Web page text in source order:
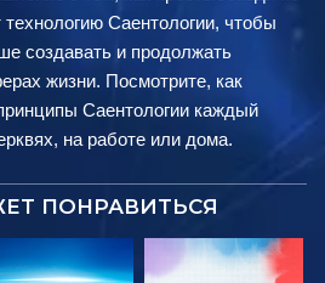
Саентологии, чтобы
создавать и продолжать
жизни. Посмотрите, как
Саентологии каждый
на работе или дома.
ПОНРАВИТЬСЯ